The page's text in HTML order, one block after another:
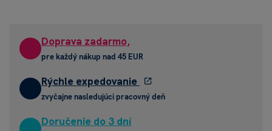
Doprava zadarmo,
pre každý nákup nad 45 EUR
Rýchle expedovanie
zvyčajne nasledujúci pracovný deň
Doručenie do 3 dní